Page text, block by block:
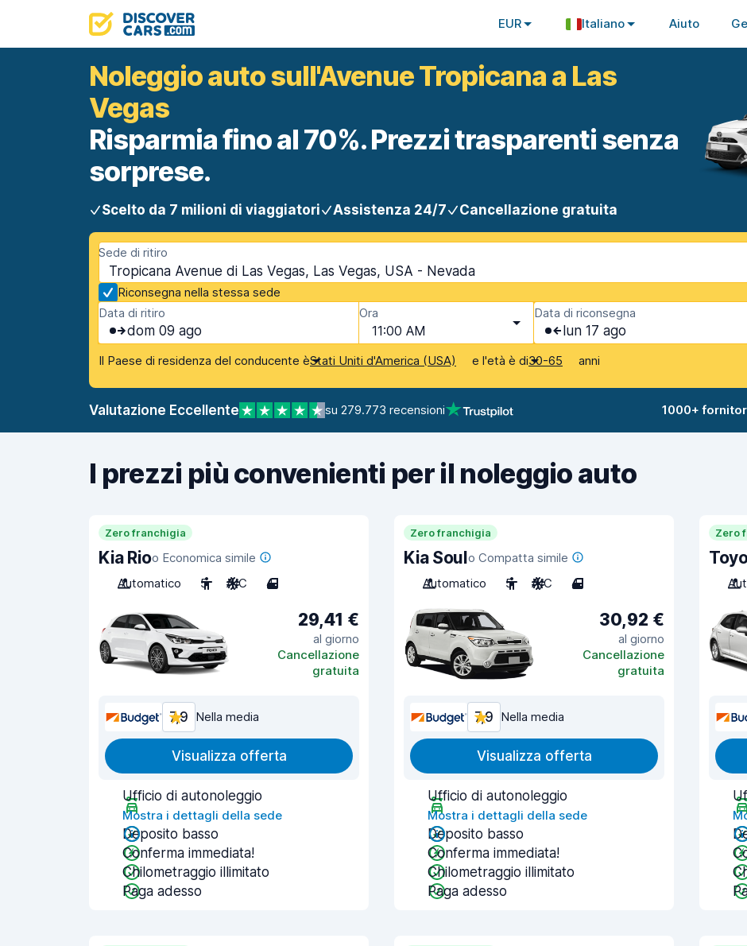
EUR Italiano Aiuto
Noleggio auto sull'Avenue Tropicana a Las
Vegas
Risparmia fino al 70%. Prezzi trasparenti senza
sorprese.
Scelto da 7 milioni di viaggiatori Assistenza 24/7 Cancellazione gratuita
Sede di ritiro
Tropicana Avenue di Las Vegas, Las Vegas, USA - Nevada
Riconsegna nella stessa sede
Data di ritiro
dom 09 ago
Ora
11:00 AM
Data di riconsegna
lun 17 ago
Il Paese di residenza del conducente èStati Uniti d'America (USA) e l'età è di30-65 anni
Valutazione Eccellente su 279.773 recensioni 1000+
I prezzi più convenienti per il noleggio auto
Zero franchigia
Kia Rioo Economica simile
Automatico
5 A/C 4
29,41 €
al giorno
Cancellazione
gratuita
7,9 Nella media
Visualizza offerta
Ufficio di autonoleggio
Mostra i dettagli della sede
Deposito basso
Conferma immediata!
Chilometraggio illimitato
Paga adesso
Zero franchigia
Kia Soulo Compatta simile
Automatico
5 A/C 4
30,92 €
al giorno
Cancellazione
gratuita
7,9 Nella media
Visualizza offerta
Ufficio di autonoleggio
Mostra i dettagli della sede
Deposito basso
Conferma immediata!
Chilometraggio illimitato
Paga adesso
Zero